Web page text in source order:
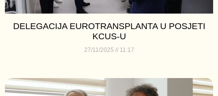
DELEGACIJA EUROTRANSPLANTA U POSJETI
KCUS-U
27/11/2025 11:17